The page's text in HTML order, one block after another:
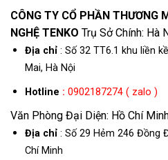
CÔNG TY CỔ PHẦN THƯƠNG
NGHỆ TENKO Trụ Sở Chính: Hà
Địa chỉ: Số 32 TT6.1 khu liền
Mai, Hà Nội
Hotline : 0902187274 ( zalo )
Văn Phòng Đại Diện: Hồ Chí
Địa chỉ: Số 29 Hẻm 246 Đồng
Chí Minh